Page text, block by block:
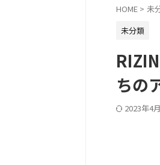
HOME > 未
未分類
ちの
2023年4